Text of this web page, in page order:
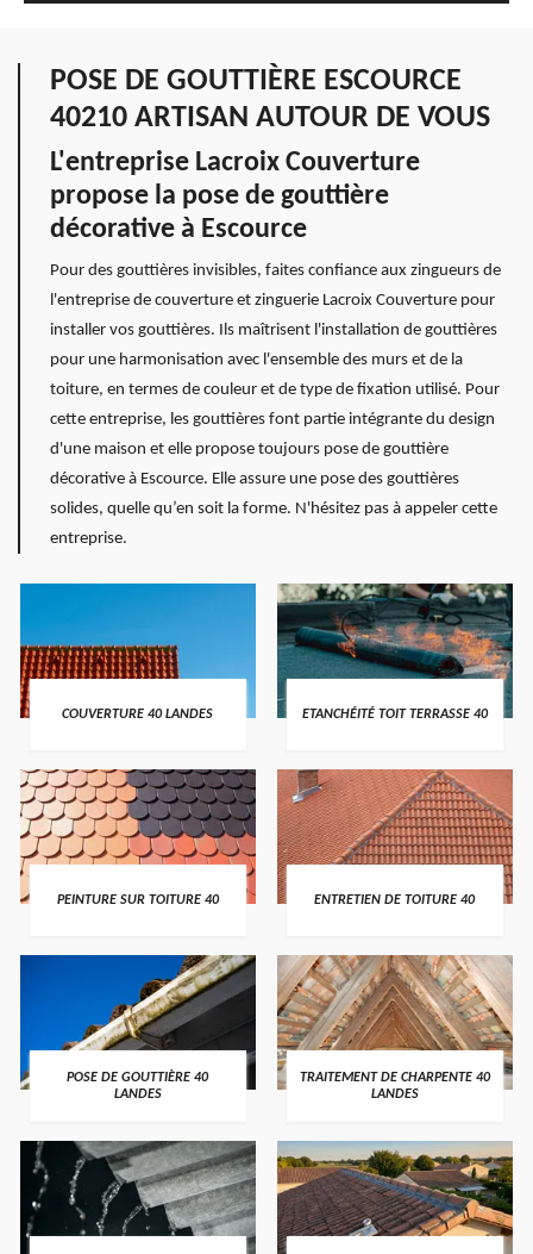
POSE DE GOUTTIÈRE ESCOURCE
40210 ARTISAN AUTOUR DE VOUS
L'entreprise Lacroix Couverture
propose la pose de gouttière
décorative à Escource
Pour des gouttières invisibles, faites confiance aux zingueurs de
l'entreprise de couverture et zinguerie Lacroix Couverture pour
installer vos gouttières. Ils maîtrisent l'installation de gouttières
pour une harmonisation avec l'ensemble des murs et de la
toiture, en termes de couleur et de type de fixation utilisé. Pour
cette entreprise, les gouttières font partie intégrante du design
d'une maison et elle propose toujours pose de gouttière
décorative à Escource. Elle assure une pose des gouttières
solides, quelle qu’en soit la forme. N'hésitez pas à appeler cette
entreprise.
COUVERTURE 40 LANDES ETANCHÉITÉ TOIT TERRASSE 40
PEINTURE SUR TOITURE 40 ENTRETIEN DE TOITURE 40
POSE DE GOUTTIÈRE 40
LANDES
TRAITEMENT DE CHARPENTE 40
LANDES